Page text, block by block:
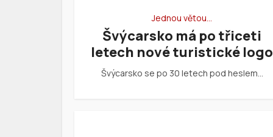
Jednou větou…
Švýcarsko má po třiceti
letech nové turistické logo
Švýcarsko se po 30 letech pod heslem…